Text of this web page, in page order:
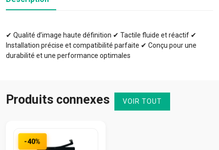
✔ Qualité d’image haute définition ✔ Tactile fluide et réactif ✔
Installation précise et compatibilité parfaite ✔ Conçu pour une
durabilité et une performance optimales
Produits connexes VOIR TOUT
-40%